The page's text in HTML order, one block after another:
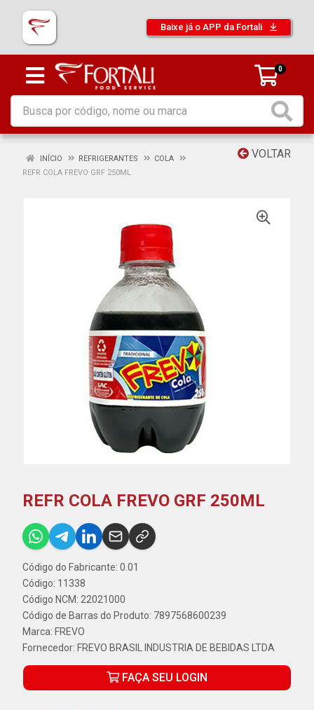
Baixe já o APP da Fortali
0
VOLTAR
INÍCIO REFRIGERANTES
COLA
REFR COLA FREVO GRF 250ML
REFR COLA FREVO GRF 250ML
Código do Fabricante: 0.01
Código: 11338
Código NCM: 22021000
Código de Barras do Produto: 7897568600239
Marca: FREVO
Fornecedor: FREVO BRASIL INDUSTRIA DE BEBIDAS LTDA
FAÇA SEU LOGIN